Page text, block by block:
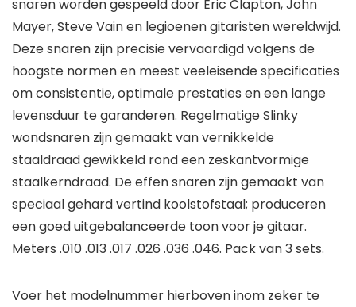
snaren worden gespeeld door Eric Clapton, John
Mayer, Steve Vain en legioenen gitaristen wereldwijd.
Deze snaren zijn precisie vervaardigd volgens de
hoogste normen en meest veeleisende specificaties
om consistentie, optimale prestaties en een lange
levensduur te garanderen. Regelmatige Slinky
wondsnaren zijn gemaakt van vernikkelde
staaldraad gewikkeld rond een zeskantvormige
staalkerndraad. De effen snaren zijn gemaakt van
speciaal gehard vertind koolstofstaal; produceren
een goed uitgebalanceerde toon voor je gitaar.
Meters .010 .013 .017 .026 .036 .046. Pack van 3 sets.
Voer het modelnummer hierboven inom zeker te